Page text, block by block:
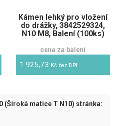
Kámen lehký pro vložení
do drážky, 3842529324,
N10 M8, Balení (100ks)
cena za balení
1 925,73 Kč bez DPH
(Široká matice T N10) stránka: